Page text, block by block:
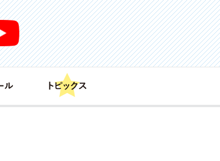
カードリスト